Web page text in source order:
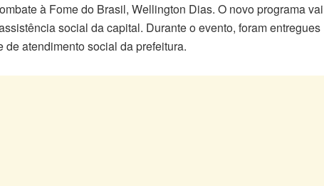
à Fome do Brasil, Wellington Dias. O novo programa vai
social da capital. Durante o evento, foram entregues
atendimento social da prefeitura.